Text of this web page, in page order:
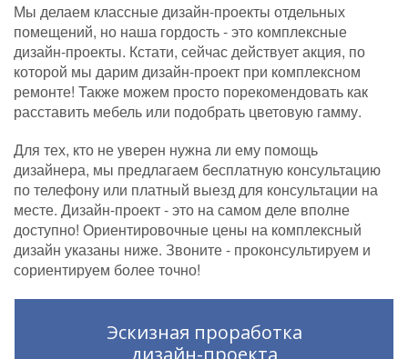
Мы делаем классные дизайн-проекты отдельных
помещений, но наша гордость - это комплексные
дизайн-проекты. Кстати, сейчас действует акция, по
которой мы дарим дизайн-проект при комплексном
ремонте! Также можем просто порекомендовать как
расставить мебель или подобрать цветовую гамму.
Для тех, кто не уверен нужна ли ему помощь
дизайнера, мы предлагаем бесплатную консультацию
по телефону или платный выезд для консультации на
месте. Дизайн-проект - это на самом деле вполне
доступно! Ориентировочные цены на комплексный
дизайн указаны ниже. Звоните - проконсультируем и
сориентируем более точно!
Эскизная проработка
дизайн-проекта